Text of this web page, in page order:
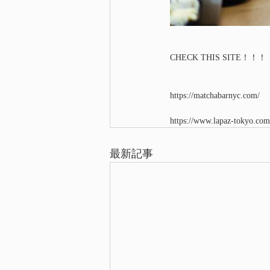
CHECK THIS SITE！！！
https://matchabarnyc.com/
https://www.lapaz-
最新記事